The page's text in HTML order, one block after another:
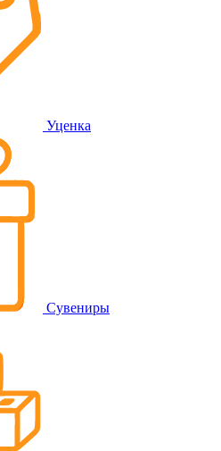
Уценка
Сувениры